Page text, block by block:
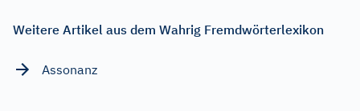
Weitere Artikel aus dem Wahrig Fremdwörterlexikon
Assonanz